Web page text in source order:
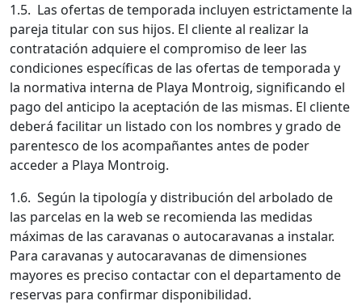
1.5. Las ofertas de temporada incluyen estrictamente la
pareja titular con sus hijos. El cliente al realizar la
contratación adquiere el compromiso de leer las
condiciones específicas de las ofertas de temporada y
la normativa interna de Playa Montroig, significando el
pago del anticipo la aceptación de las mismas. El cliente
deberá facilitar un listado con los nombres y grado de
parentesco de los acompañantes antes de poder
acceder a Playa Montroig.
1.6. Según la tipología y distribución del arbolado de
las parcelas en la web se recomienda las medidas
máximas de las caravanas o autocaravanas a instalar.
Para caravanas y autocaravanas de dimensiones
mayores es preciso contactar con el departamento de
reservas para confirmar disponibilidad.